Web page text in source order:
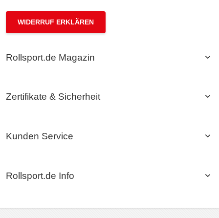
WIDERRUF ERKLÄREN
Rollsport.de Magazin
Zertifikate & Sicherheit
Kunden Service
Rollsport.de Info